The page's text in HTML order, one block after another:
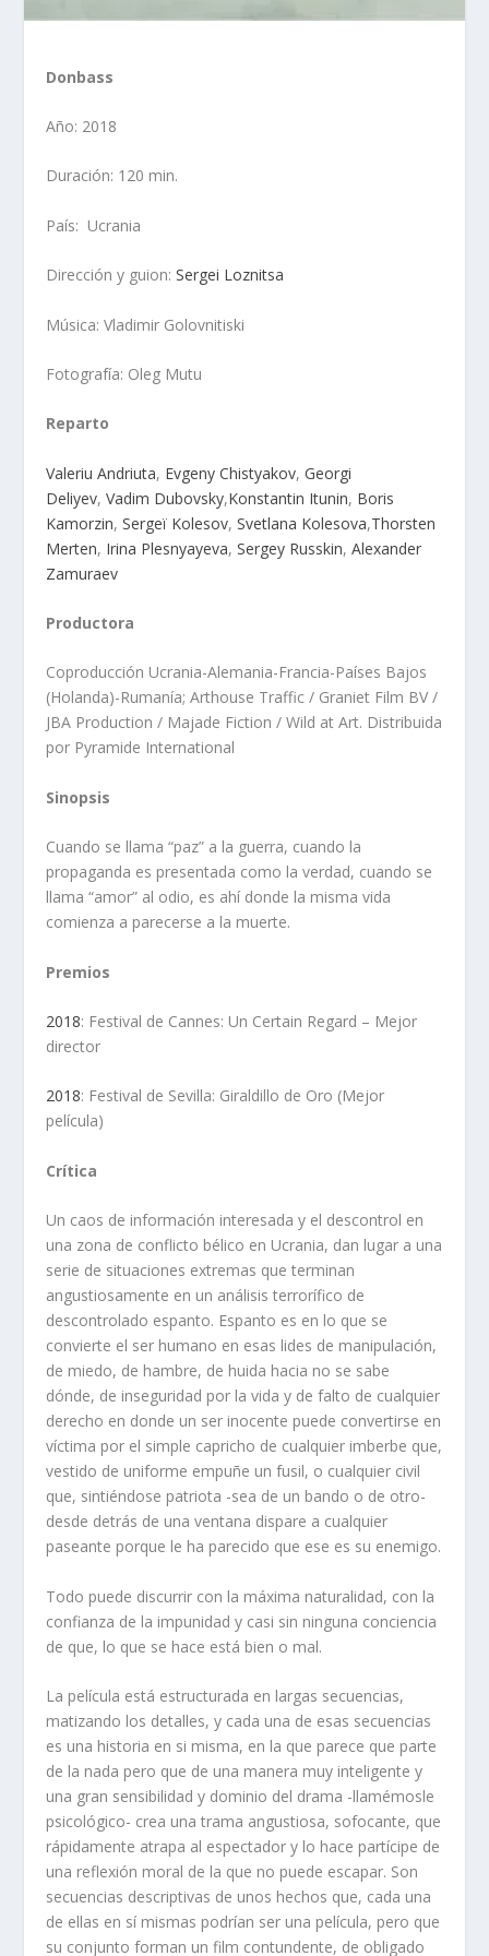
Donbass
Año: 2018
Duración: 120 min.
País: Ucrania
Dirección y guion:Sergei Loznitsa
Música: Vladimir Golovnitiski
Fotografía: Oleg Mutu
Reparto
Valeriu Andriuta, Evgeny Chistyakov,Georgi
Deliyev,Vadim Dubovsky,Konstantin Itunin, Boris
Kamorzin,Sergeï Kolesov,Svetlana Kolesova,Thorsten
Merten, Irina Plesnyayeva,Sergey Russkin,Alexander
Zamuraev
Productora
Coproducción Ucrania-Alemania-Francia-Países Bajos
(Holanda)-Rumanía; Arthouse Traffic / Graniet Film BV /
JBA Production / Majade Fiction / Wild at Art. Distribuida
por Pyramide International
Sinopsis
Cuando se llama “paz” a la guerra, cuando la
propaganda es presentada como la verdad, cuando se
llama “amor” al odio, es ahí donde la misma vida
comienza a parecerse a la muerte.
Premios
2018: Festival de Cannes: Un Certain Regard – Mejor
director
2018: Festival de Sevilla: Giraldillo de Oro (Mejor
película)
Crítica
Un caos de información interesada y el descontrol en
una zona de conflicto bélico en Ucrania, dan lugar a una
serie de situaciones extremas que terminan
angustiosamente en un análisis terrorífico de
descontrolado espanto. Espanto es en lo que se
convierte el ser humano en esas lides de manipulación,
de miedo, de hambre, de huida hacia no se sabe
dónde, de inseguridad por la vida y de falto de cualquier
derecho en donde un ser inocente puede convertirse en
víctima por el simple capricho de cualquier imberbe que,
vestido de uniforme empuñe un fusil, o cualquier civil
que, sintiéndose patriota -sea de un bando o de otro-
desde detrás de una ventana dispare a cualquier
paseante porque le ha parecido que ese es su enemigo.
Todo puede discurrir con la máxima naturalidad, con la
confianza de la impunidad y casi sin ninguna conciencia
de que, lo que se hace está bien o mal.
La película está estructurada en largas secuencias,
matizando los detalles, y cada una de esas secuencias
es una historia en si misma, en la que parece que parte
de la nada pero que de una manera muy inteligente y
una gran sensibilidad y dominio del drama -llamémosle
psicológico- crea una trama angustiosa, sofocante, que
rápidamente atrapa al espectador y lo hace partícipe de
una reflexión moral de la que no puede escapar. Son
secuencias descriptivas de unos hechos que, cada una
de ellas en sí mismas podrían ser una película, pero que
su conjunto forman un film contundente, de obligado